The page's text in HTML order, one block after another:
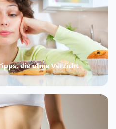
die ohne Verzicht